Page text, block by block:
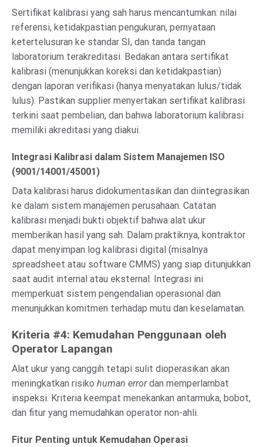
Sertifikat kalibrasi yang sah harus mencantumkan: nilai
referensi, ketidakpastian pengukuran, pernyataan
ketertelusuran ke standar SI, dan tanda tangan
laboratorium terakreditasi. Bedakan antara sertifikat
kalibrasi (menunjukkan koreksi dan ketidakpastian)
dengan laporan verifikasi (hanya menyatakan lulus/tidak
lulus). Pastikan supplier menyertakan sertifikat kalibrasi
terkini saat pembelian, dan bahwa laboratorium kalibrasi
memiliki akreditasi yang diakui.
Integrasi Kalibrasi dalam Sistem Manajemen ISO
(9001/14001/45001)
Data kalibrasi harus didokumentasikan dan diintegrasikan
ke dalam sistem manajemen perusahaan. Catatan
kalibrasi menjadi bukti objektif bahwa alat ukur
memberikan hasil yang sah. Dalam praktiknya, kontraktor
dapat menyimpan log kalibrasi digital (misalnya
spreadsheet atau software CMMS) yang siap ditunjukkan
saat audit internal atau eksternal. Integrasi ini
memperkuat sistem pengendalian operasional dan
menunjukkan komitmen terhadap mutu dan keselamatan.
Kriteria #4: Kemudahan Penggunaan oleh
Operator Lapangan
Alat ukur yang canggih tetapi sulit dioperasikan akan
meningkatkan risiko human errordan memperlambat
inspeksi. Kriteria keempat menekankan antarmuka, bobot,
dan fitur yang memudahkan operator non-ahli.
Fitur Penting untuk Kemudahan Operasi